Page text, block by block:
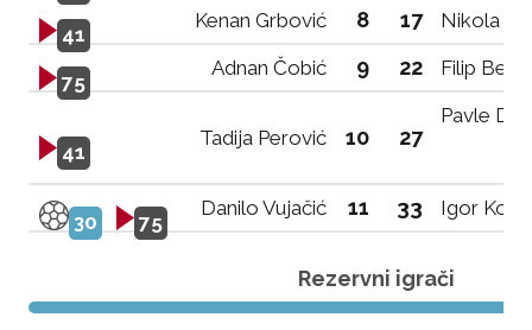
41
Kenan Grbović 8 17 Nikola
75
Adnan Čobić 9 22 Filip
41
Tadija Perović 10 27
Pavle
30 75
Danilo Vujačić 11 33 Igor
Rezervni igrači